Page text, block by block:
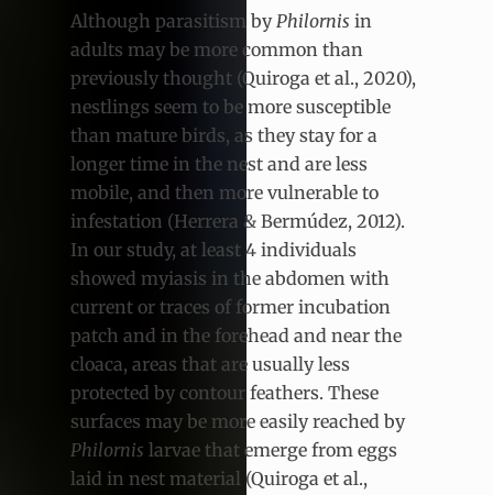
Although parasitism byPhilornis in
adults may be more common than
previously thought (Quiroga et al., 2020),
nestlings seem to be more susceptible
than mature birds, as they stay for a
longer time in the nest and are less
mobile, and then more vulnerable to
infestation (Herrera & Bermúdez, 2012).
In our study, at least 4 individuals
showed myiasis in the abdomen with
current or traces of former incubation
patch and in the forehead and near the
cloaca, areas that are usually less
protected by contour feathers. These
surfaces may be more easily reached by
Philornis larvae that emerge from eggs
laid in nest material (Quiroga et al.,